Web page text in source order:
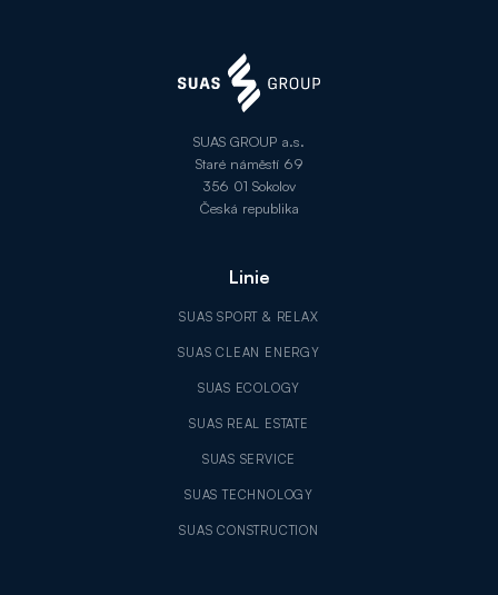
SUAS GROUP a.s.
Staré náměstí 69
356 01 Sokolov
Česká republika
Linie
SUAS SPORT & RELAX
SUAS CLEAN ENERGY
SUAS ECOLOGY
SUAS REAL ESTATE
SUAS SERVICE
SUAS TECHNOLOGY
SUAS CONSTRUCTION